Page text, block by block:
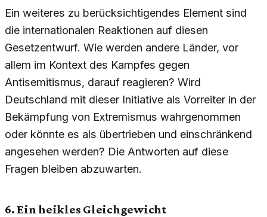
Ein weiteres zu berücksichtigendes Element sind
die internationalen Reaktionen auf diesen
Gesetzentwurf. Wie werden andere Länder, vor
allem im Kontext des Kampfes gegen
Antisemitismus, darauf reagieren? Wird
Deutschland mit dieser Initiative als Vorreiter in der
Bekämpfung von Extremismus wahrgenommen
oder könnte es als übertrieben und einschränkend
angesehen werden? Die Antworten auf diese
Fragen bleiben abzuwarten.
6. Ein heikles Gleichgewicht